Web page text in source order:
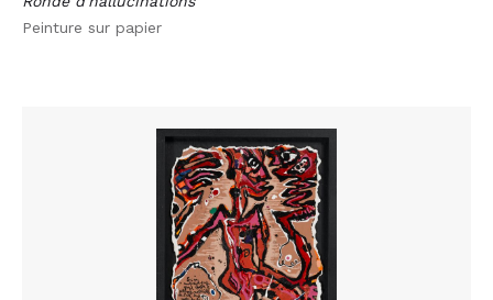
Peinture sur papier